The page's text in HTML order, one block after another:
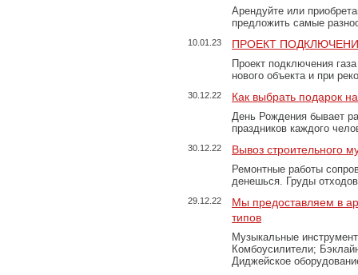
Арендуйте или
предложить самые
10.01.23 ПРОЕКТ
Проект подключения
нового объекта и при
30.12.22 Как выбрать подарок
День Рождения бывает
праздников каждого
30.12.22 Вывоз строительного
Ремонтные работы
денешься. Груды
29.12.22
Мы предоставляем в
типов
Музыкальные
Комбоусилители;
Диджейское